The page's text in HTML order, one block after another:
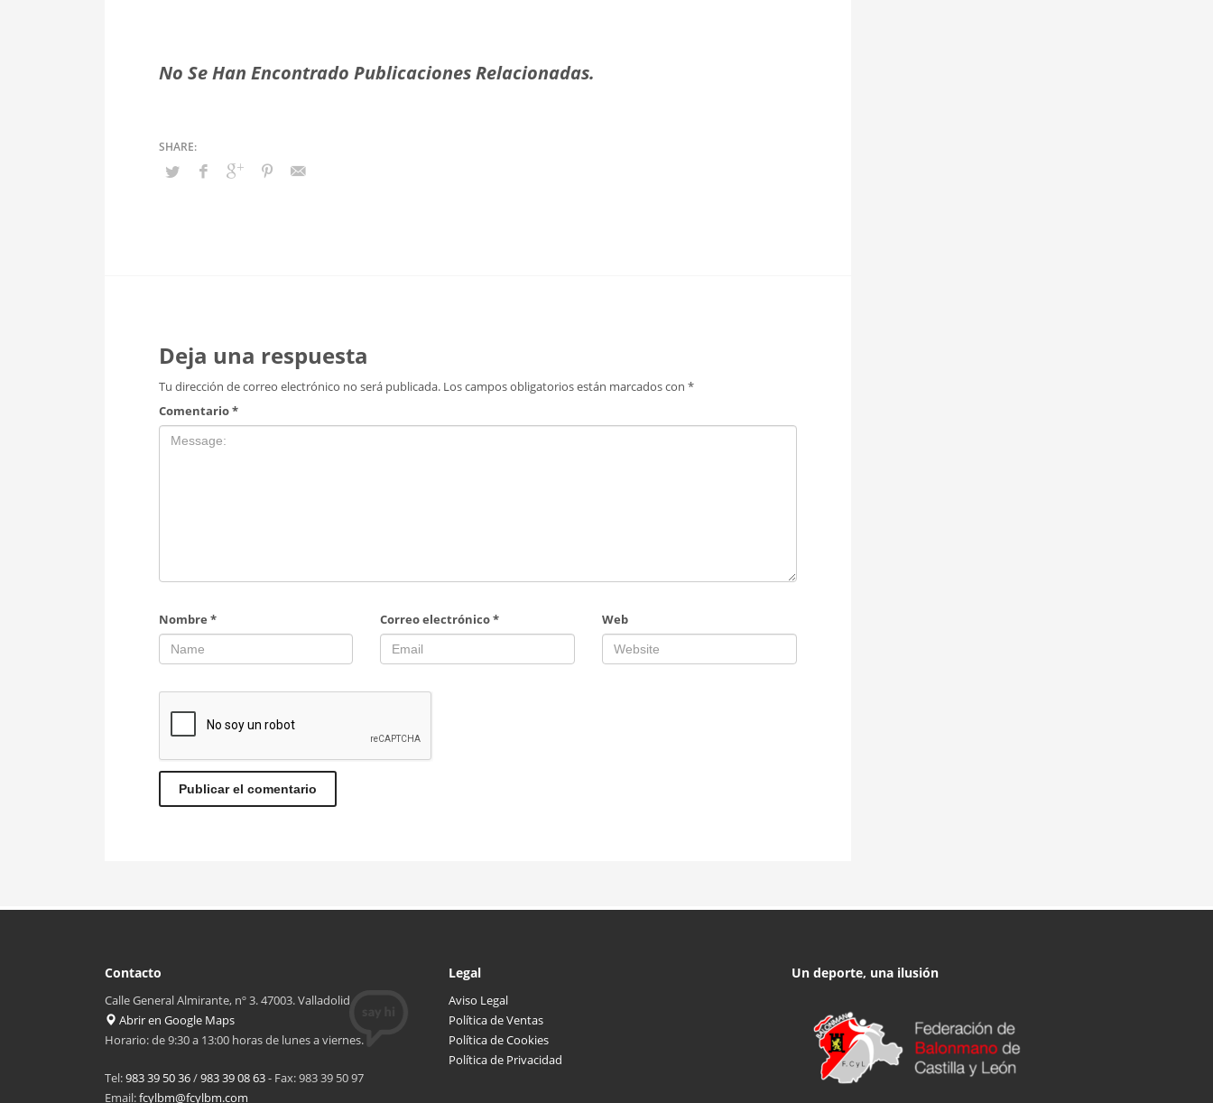
No Se Han Encontrado Publicaciones Relacionadas.
Deja una respuesta
Tu dirección de correo electrónico no será publicada. Los campos obligatorios están marcados con *
Comentario*
Nombre * Correo electrónico* Web
Contacto
Calle General Almirante, nº 3. 47003. Valladolid
Abrir en Google Maps
Horario: de 9:30 a 13:00 horas de lunes a viernes.
Tel:983 39 50 36/983 39 08 63- Fax: 983 39 50 97
Email:fcylbm@fcylbm.com
Legal
Aviso Legal
Política de Ventas
Política de Cookies
Política de Privacidad
Un deporte, una ilusión